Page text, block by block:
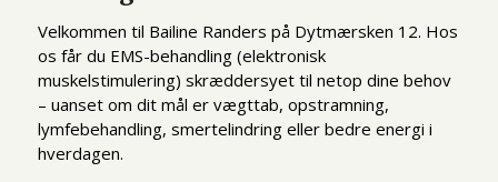
Velkommen til Bailine Randers på Dytmærsken 12. Hos
os får du EMS-behandling (elektronisk
muskelstimulering) skræddersyet til netop dine behov
– uanset om dit mål er vægttab, opstramning,
lymfebehandling, smertelindring eller bedre energi i
hverdagen.